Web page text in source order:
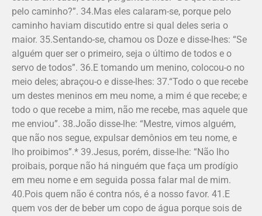
pelo caminho?”. 34.Mas eles calaram-se, porque pelo
caminho haviam discutido entre si qual deles seria o
maior. 35.Sentando-se, chamou os Doze e disse-lhes: “Se
alguém quer ser o primeiro, seja o último de todos e o
servo de todos”. 36.E tomando um menino, colocou-o no
meio deles; abraçou-o e disse-lhes: 37.“Todo o que recebe
um destes meninos em meu nome, a mim é que recebe; e
todo o que recebe a mim, não me recebe, mas aquele que
me enviou”. 38.João disse-lhe: “Mestre, vimos alguém,
que não nos segue, expulsar demônios em teu nome, e
lho proibimos”.* 39.Jesus, porém, disse-lhe: “Não lho
proibais, porque não há ninguém que faça um prodígio
em meu nome e em seguida possa falar mal de mim.
40.Pois quem não é contra nós, é a nosso favor. 41.E
quem vos der de beber um copo de água porque sois de